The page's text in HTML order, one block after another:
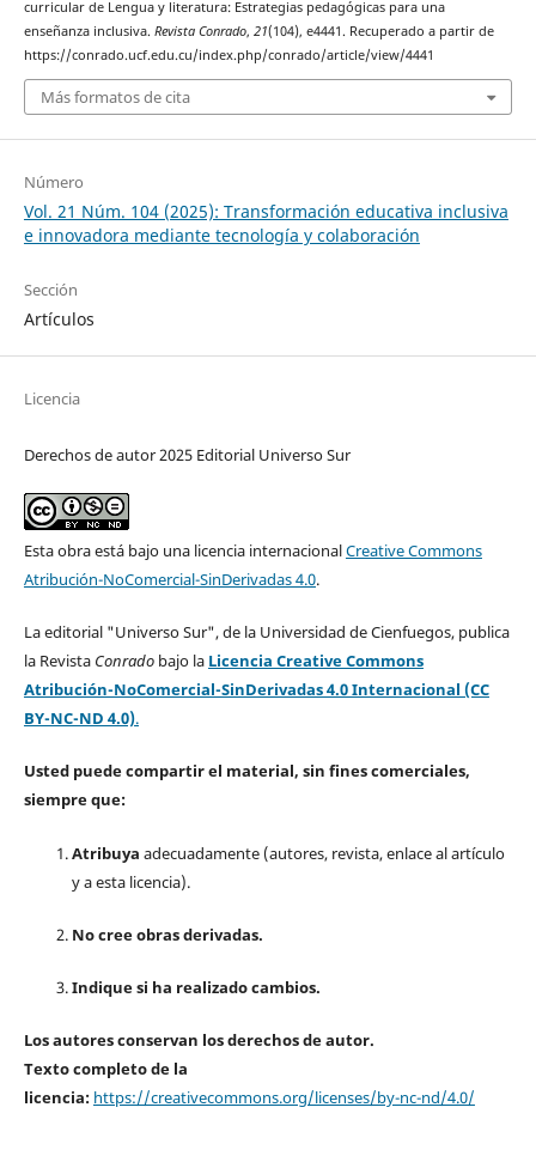
curricular de Lengua y literatura: Estrategias pedagógicas para una
enseñanza inclusiva. Revista Conrado, 21(104), e4441. Recuperado a partir de
https://conrado.ucf.edu.cu/index.php/conrado/article/view/4441
Más formatos de cita
Número
Vol. 21 Núm. 104 (2025): Transformación educativa inclusiva
e innovadora mediante tecnología y colaboración
Sección
Artículos
Licencia
Derechos de autor 2025 Editorial Universo Sur
Esta obra está bajo una licencia internacionalCreative Commons
Atribución-NoComercial-SinDerivadas 4.0.
La editorial "Universo Sur", de la Universidad de Cienfuegos, publica
la Revista Conradobajo la Licencia Creative Commons
Atribución-NoComercial-SinDerivadas 4.0 Internacional (CC
BY-NC-ND 4.0).
Usted puede compartir el material, sin fines comerciales,
siempre que:
Atribuya adecuadamente (autores, revista, enlace al artículo
y a esta licencia).
No cree obras derivadas.
Indique si ha realizado cambios.
Los autores conservan los derechos de autor.
Texto completo de la
licencia: https://creativecommons.org/licenses/by-nc-nd/4.0/